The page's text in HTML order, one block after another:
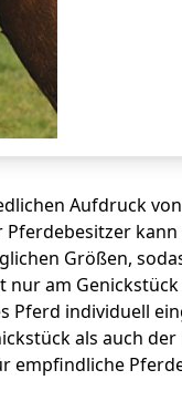
Aufdruck
Größen,
nur am
Pferd individuell
als auch
empfindliche